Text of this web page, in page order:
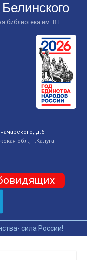
библиотека им. В.Г.
д.6
обл., г.Калуга
сила России!